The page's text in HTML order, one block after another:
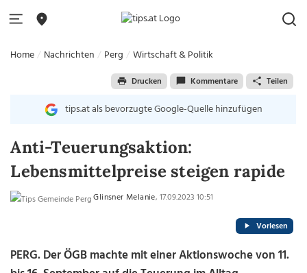
Home Nachrichten Perg Wirtschaft & Politik
Drucken Kommentare Teilen
tips.at als bevorzugte Google-Quelle hinzufügen
Anti-Teuerungsaktion:
Lebensmittelpreise steigen rapide
Glinsner Melanie, 17.09.2023 10:51
Vorlesen
PERG.Der ÖGB machte mit einer Aktionswoche von 11.